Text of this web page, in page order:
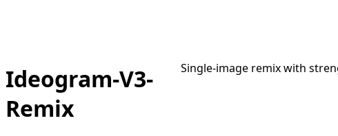
Ideogram-V3-
Remix
Single-image remix with